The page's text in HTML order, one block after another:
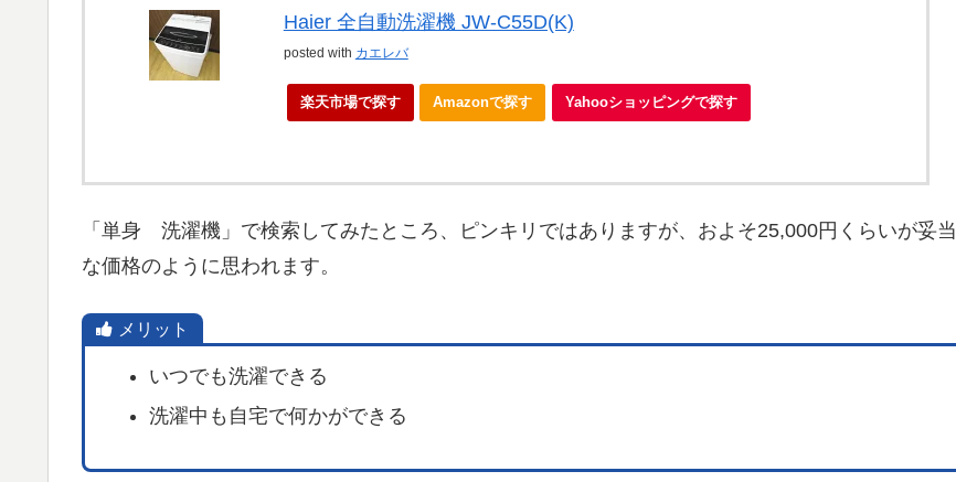
Haier 全自動洗濯機 JW-C55D(K)
posted with カエレバ
楽天市場で探す Amazonで探す Yahooショッピングで探す
「単身 洗濯機」で検索してみたところ、ピンキリではありますが、およそ25,000円くらいが妥当
な価格のように思われます。
メリット
いつでも洗濯できる
洗濯中も自宅で何かができる